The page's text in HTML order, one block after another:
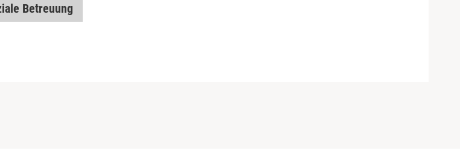
Betreuung